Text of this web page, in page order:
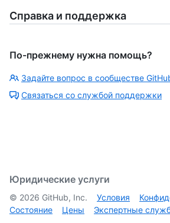
Справка и поддержка
По-прежнему нужна помощь?
Задайте вопрос в сообществе
Связаться со службой поддержки
Юридические услуги
© 2026 GitHub, Inc. Условия
Состояние
Цены Экспертные